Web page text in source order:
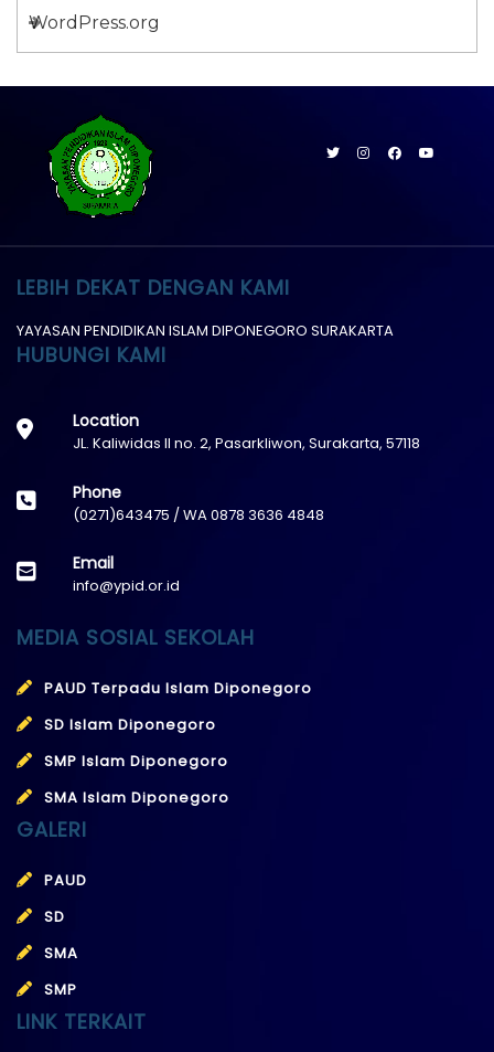
WordPress.org
LEBIH DEKAT DENGAN KAMI
YAYASAN PENDIDIKAN ISLAM DIPONEGORO SURAKARTA
HUBUNGI KAMI
Location
JL. Kaliwidas II no. 2, Pasarkliwon, Surakarta, 57118
Phone
(0271)643475 / WA 0878 3636 4848
Email
info@ypid.or.id
MEDIA SOSIAL SEKOLAH
PAUD Terpadu Islam Diponegoro
SD Islam Diponegoro
SMP Islam Diponegoro
SMA Islam Diponegoro
GALERI
PAUD
SD
SMA
SMP
LINK TERKAIT